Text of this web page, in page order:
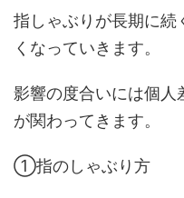
指しゃぶりが長期に続
くなっていきます。
影響の度合いには個人
が関わってきます。
①指のしゃぶり方